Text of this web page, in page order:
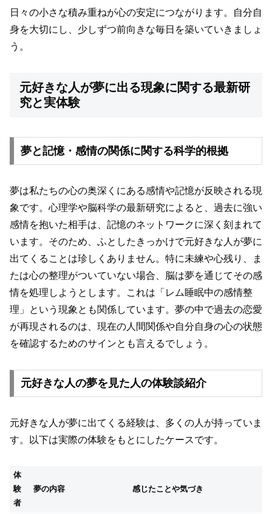
日々の小さな積み重ねが心の安定につながります。自分自
身を大切にし、少しずつ前向きな毎日を築いていきましょ
う。
元好きな人が夢に出る現象に関する最新研
究と実体験
夢と記憶・感情の関係に関する科学的根拠
夢は私たちの心の奥深くにある感情や記憶が反映される現
象です。心理学や脳科学の最新研究によると、過去に強い
感情を抱いた相手は、記憶のネットワークに深く刻まれて
います。そのため、ふとしたきっかけで元好きな人が夢に
出てくることは珍しくありません。特に未練や心残り、ま
たは心の整理がついていない場合、脳は夢を通じてその感
情を処理しようとします。これは「レム睡眠中の感情整
理」という現象とも関係しています。夢の中で過去の恋愛
が再現されるのは、現在の人間関係や自分自身の心の状態
を確認するためのサインとも言えるでしょう。
元好きな人の夢を見た人の体験談紹介
元好きな人が夢に出てくる経験は、多くの人が持っていま
す。以下は実際の体験をもとにしたケースです。
体
験
者
夢の内容 感じたことや気づき